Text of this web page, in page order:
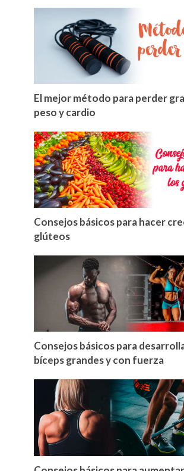
El mejor método para perder
peso y cardio
Consejos básicos para hacer
glúteos
Consejos básicos para
bíceps grandes y con fuerza